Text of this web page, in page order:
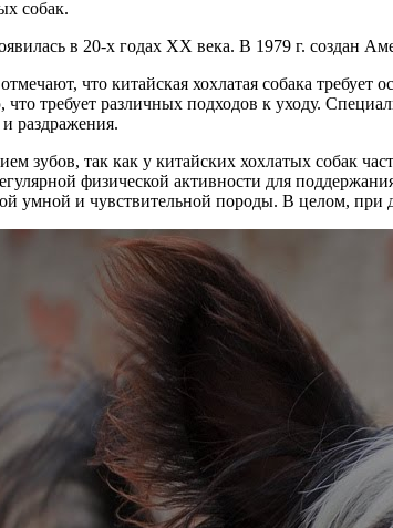
собак.
в 20-х годах XX века. В 1979 г. создан
что китайская хохлатая собака
что требует различных подходов к уходу.
раздражения.
зубов, так как у китайских хохлатых собак
физической активности для
умной и чувствительной породы. В целом,